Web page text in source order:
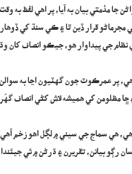
جا مذمتي بيان به آيا، پر اهي
قرار ڏين ٿا ۽ ڪي سنڌ کي
نظام جي پيداوار هو، جيڪو انصاف کان
پر عمرڪوٽ جون گهٽيون اڃا به
ڇا مظلومن کي هميشه لاش کڻي انصاف
هي سماج جي سيني ۾ لڳل اهو زخم
رڳو بيانن، تقريرن ۽ ڌرڻن ۾ ئي